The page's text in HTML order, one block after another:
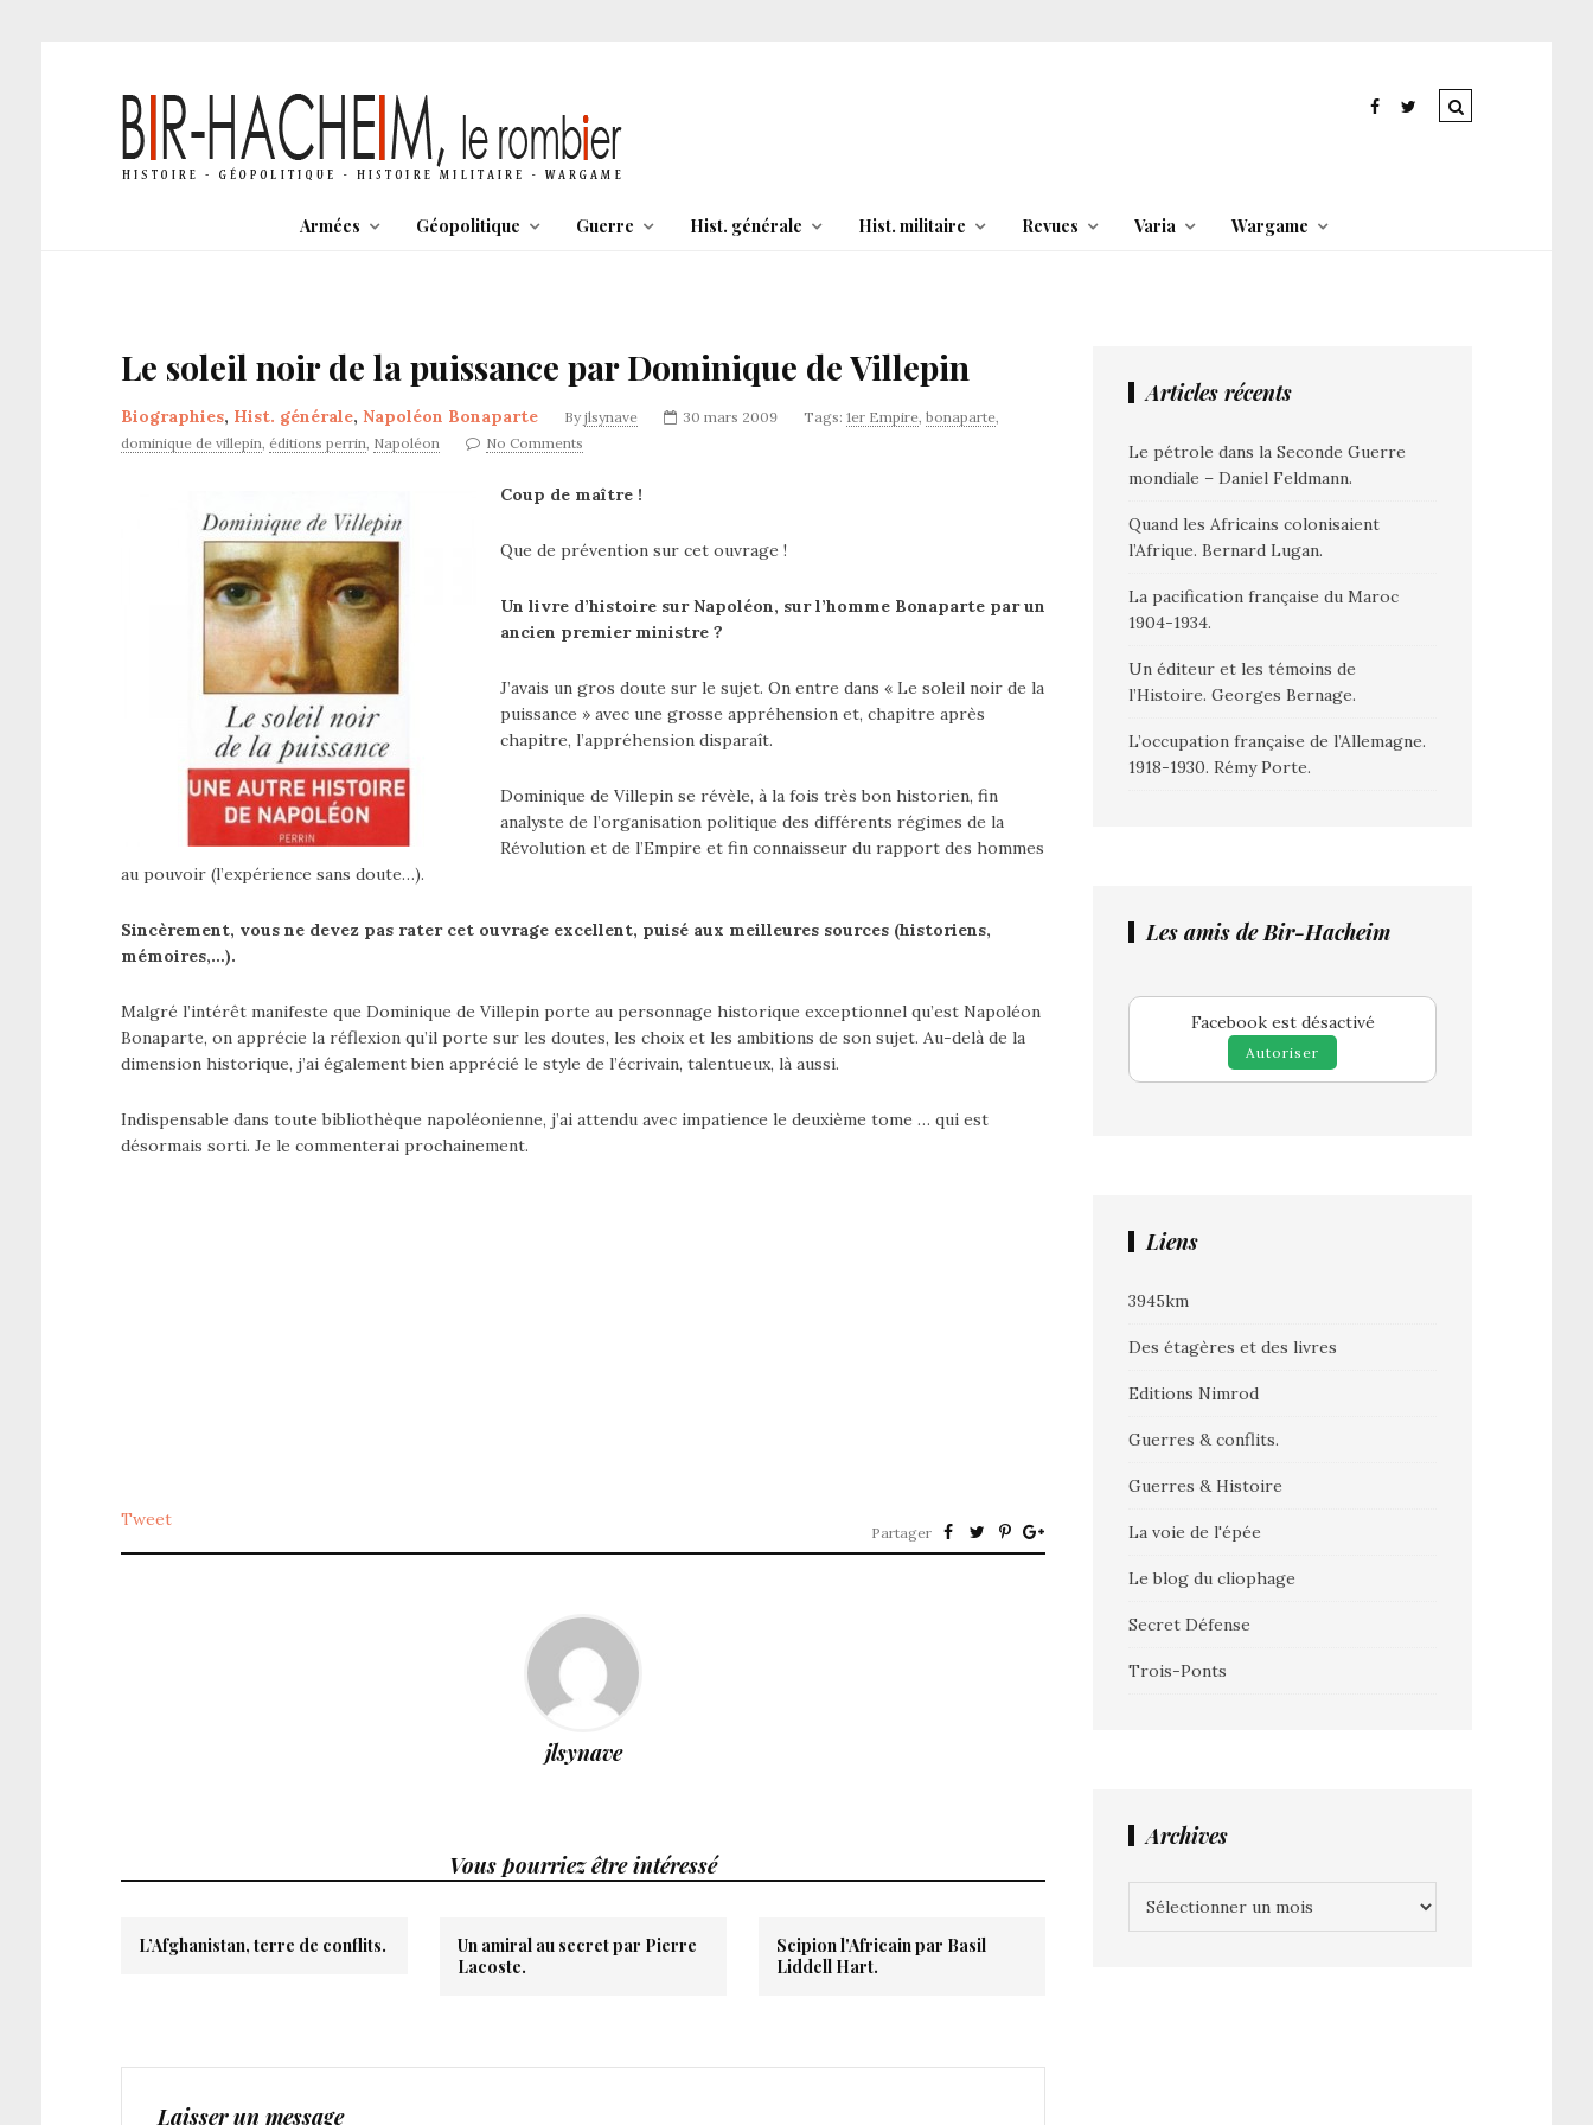
Armées Géopolitique Guerre Hist. générale Hist. militaire Revues Varia Wargame
Le soleil noir de la puissance par Dominique de Villepin
Biographies, Hist. générale, Napoléon Bonaparte By jlsynave 30 mars 2009 Tags: 1er Empire, bonaparte,
dominique de villepin, éditions perrin, Napoléon No Comments
Coup de maître !
Que de prévention sur cet ouvrage !
Un livre d’histoire sur Napoléon, sur l’homme Bonaparte par un
ancien premier ministre ?
J’avais un gros doute sur le sujet. On entre dans « Le soleil noir de la
puissance » avec une grosse appréhension et, chapitre après
chapitre, l’appréhension disparaît.
Dominique de Villepin se révèle, à la fois très bon historien, fin
analyste de l’organisation politique des différents régimes de la
Révolution et de l’Empire et fin connaisseur du rapport des hommes
au pouvoir (l’expérience sans doute…).
Sincèrement, vous ne devez pas rater cet ouvrage excellent, puisé aux meilleures sources (historiens,
mémoires,…).
Malgré l’intérêt manifeste que Dominique de Villepin porte au personnage historique exceptionnel qu’est Napoléon
Bonaparte, on apprécie la réflexion qu’il porte sur les doutes, les choix et les ambitions de son sujet. Au-delà de la
dimension historique, j’ai également bien apprécié le style de l’écrivain, talentueux, là aussi.
Indispensable dans toute bibliothèque napoléonienne, j’ai attendu avec impatience le deuxième tome … qui est
désormais sorti. Je le commenterai prochainement.
Tweet
Partager
jlsynave
Vous pourriez être intéressé
L’Afghanistan, terre de conflits.
Un amiral au secret par Pierre
Lacoste.
Scipion l'Africain par Basil
Liddell Hart.
Laisser un message
Articles récents
Le pétrole dans la Seconde Guerre
mondiale – Daniel Feldmann.
Quand les Africains colonisaient
l’Afrique. Bernard Lugan.
La pacification française du Maroc
1904-1934.
Un éditeur et les témoins de
l’Histoire. Georges Bernage.
L’occupation française de l’Allemagne.
1918-1930. Rémy Porte.
Les amis de Bir-Hacheim
Facebook est désactivé
Autoriser
Liens
3945km
Des étagères et des livres
Editions Nimrod
Guerres & conflits.
Guerres & Histoire
La voie de l'épée
Le blog du cliophage
Secret Défense
Trois-Ponts
Archives